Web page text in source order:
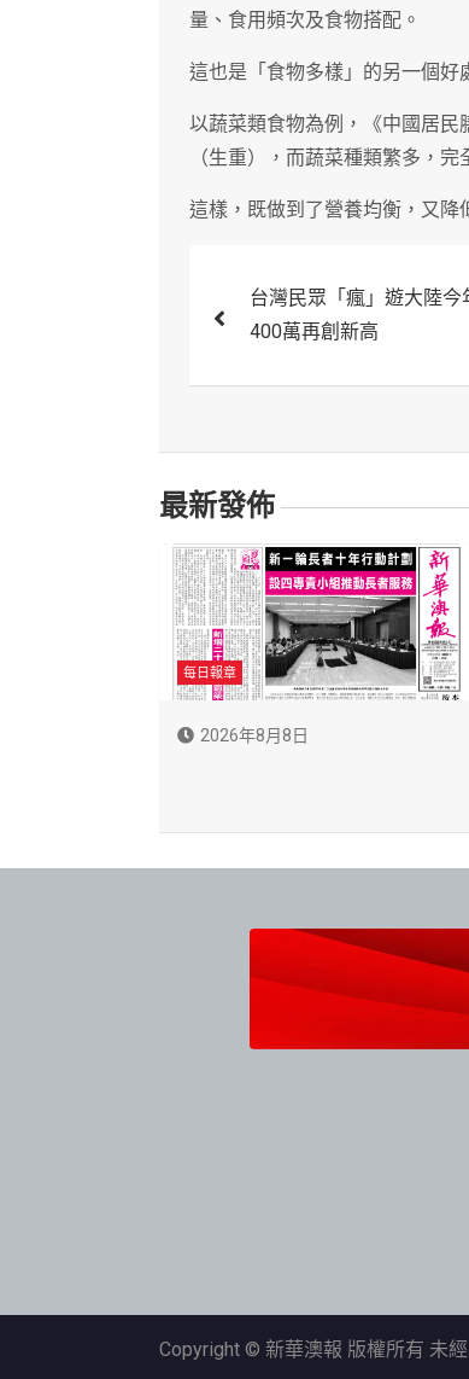
量、食用頻次及食物搭配。
這也是「食物多樣」的另一個
以蔬菜類食物為例，《中國居
（生重），而蔬菜種類繁多，
這樣，既做到了營養均衡，又降
章
台灣民眾「瘋」遊大陸今
400萬再創新高
最新發佈
每日報章
2026年8月8日
Copyright © 新華澳報 版權所有 未